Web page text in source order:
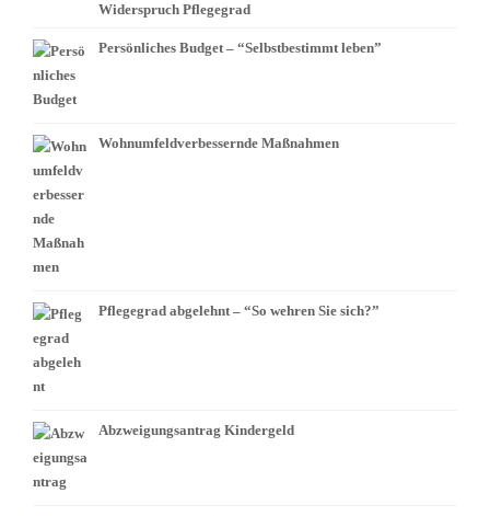
Widerspruch Pflegegrad
Persönliches Budget – “Selbstbestimmt leben”
Wohnumfeldverbessernde Maßnahmen
Pflegegrad abgelehnt – “So wehren Sie sich?”
Abzweigungsantrag Kindergeld